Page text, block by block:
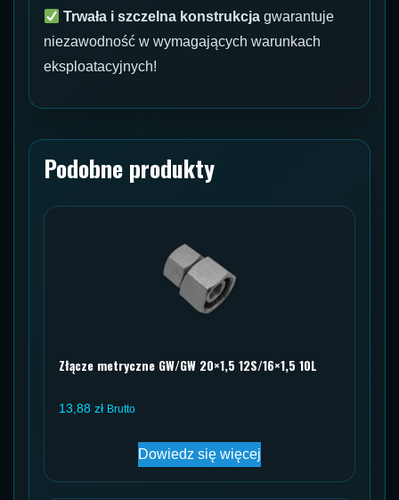
Trwała i szczelna konstrukcja gwarantuje
niezawodność w wymagających warunkach
eksploatacyjnych!
Podobne produkty
Złącze metryczne GW/GW 20×1,5 12S/16×1,5 10L
13,88 zł Brutto
Dowiedz się więcej